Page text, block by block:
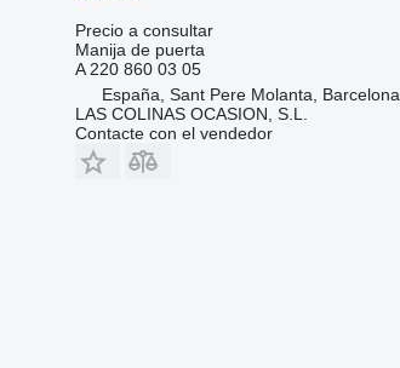
Precio a consultar
Manija de puerta
A 220 860 03 05
España, Sant Pere Molanta, Barcelona
LAS COLINAS OCASION, S.L.
Contacte con el vendedor